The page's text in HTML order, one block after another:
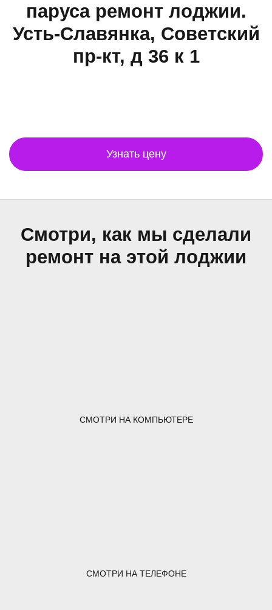
паруса ремонт лоджии.
Усть-Славянка, Советский
пр-кт, д 36 к 1
Узнать цену
Смотри, как мы сделали
ремонт на этой лоджии
СМОТРИ НА КОМПЬЮТЕРЕ
СМОТРИ НА ТЕЛЕФОНЕ